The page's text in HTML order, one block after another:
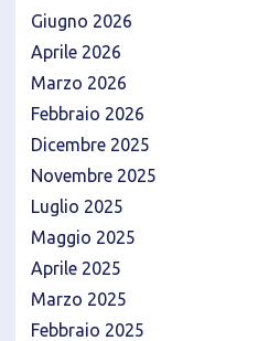
Giugno 2026
Aprile 2026
Marzo 2026
Febbraio 2026
Dicembre 2025
Novembre 2025
Luglio 2025
Maggio 2025
Aprile 2025
Marzo 2025
Febbraio 2025